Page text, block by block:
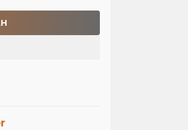
Presiden
Fenomena Court of Netizen: Urgensi Kepastian Standar Hukum dan Moral dalam Perspektif Islam